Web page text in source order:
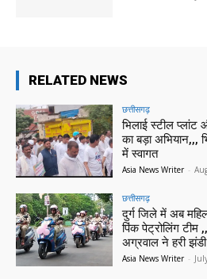
RELATED NEWS
छत्तीसगढ़
भिलाई स्टील
का बड़ा अभियान,,,
में स्वागत
Asia News Writer -
छत्तीसगढ़
दुर्ग जिले में अब
पिंक पेट्रोलिंग टीम
अग्रवाल ने हरी
Asia News Writer -